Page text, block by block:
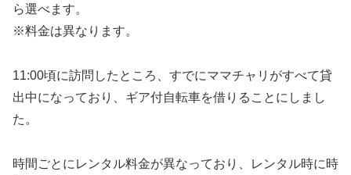
ら選べます。
※料金は異なります。
11:00頃に訪問したところ、すでにママチャリがすべて貸
出中になっており、ギア付自転車を借りることにしまし
た。
時間ごとにレンタル料金が異なっており、レンタル時に時